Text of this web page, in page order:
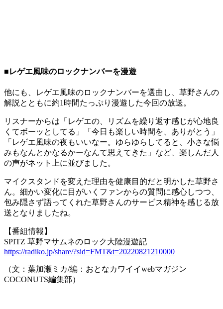
■レゲエ風味のロックナンバーを漫遊
他にも、レゲエ風味のロックナンバーを選曲し、草野さんの
解説とともに約1時間たっぷり漫遊した今回の放送。
リスナーからは「レゲエの、リズムを繰り返す感じが心地良
くてボーッとしてる」「今日も楽しい時間を、ありがとう」
「レゲエ風味の夜もいいなー。ゆらゆらしてると、小さな悩
みもなんとかなるかーなんて思えてきた」など、楽しんだ人
の声がネット上に並びました。
マイクスタンドを変えた理由を健康目的だと明かした草野さ
ん。細かい変化に目がいくファンからの質問に感心しつつ、
包み隠さず語ってくれた草野さんのサービス精神を感じる放
送となりましたね。
【番組情報】
SPITZ 草野マサムネのロック大陸漫遊記
https://radiko.jp/share/?sid=FMT&t=20220821210000
（文：葉加瀬ミカ/編：おとなカワイイwebマガジン
COCONUTS編集部）